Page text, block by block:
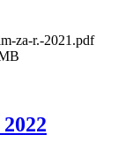
za-r.-2021.pdf